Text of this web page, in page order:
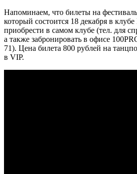
Напоминаем, что билеты на
который состоится 18 декабря в
приобрести в самом клубе (тел. для
а также забронировать в офисе
71). Цена билета 800 рублей на
в VIP.